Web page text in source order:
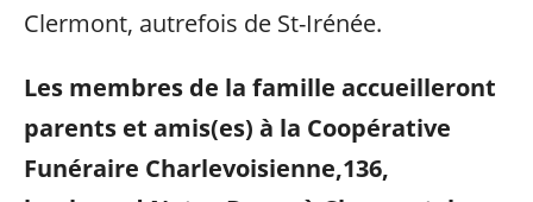
Clermont, autrefois de St-Irénée.
Les membres de la famille accueilleront
parents et amis(es) à la Coopérative
Funéraire Charlevoisienne,136,